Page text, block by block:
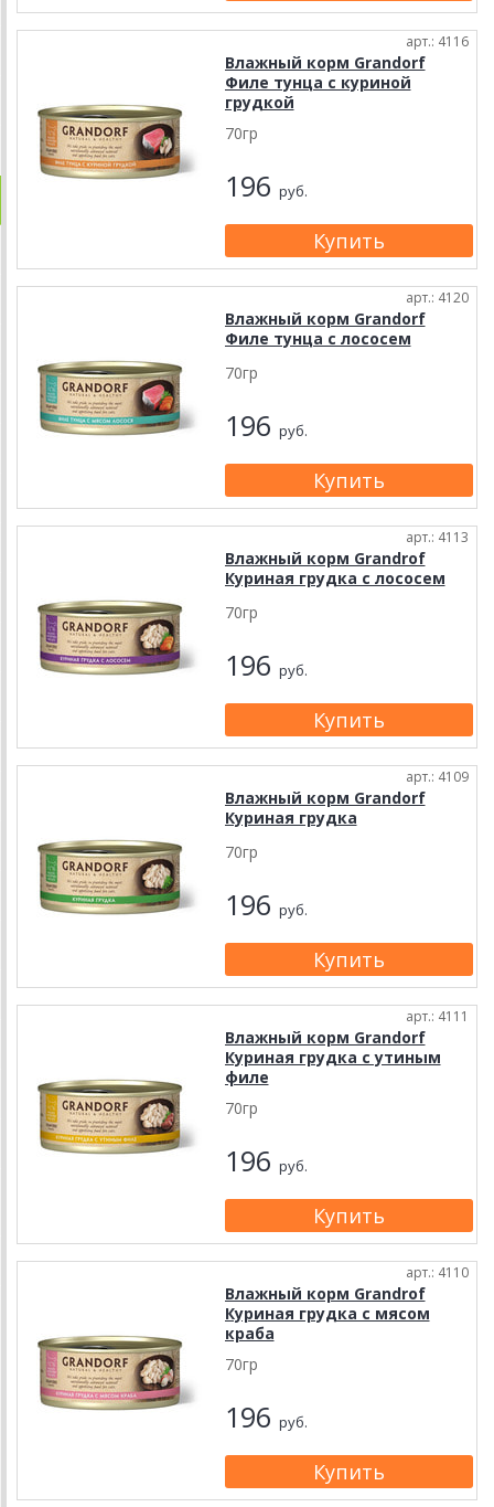
арт.: 4116
Влажный корм Grandorf
Филе тунца с куриной
грудкой
70гр
196 руб.
арт.: 4120
Влажный корм Grandorf
Филе тунца с лососем
70гр
196 руб.
арт.: 4113
Влажный корм Grandrof
Куриная грудка с лососем
70гр
196 руб.
арт.: 4109
Влажный корм Grandorf
Куриная грудка
70гр
196 руб.
арт.: 4111
Влажный корм Grandorf
Куриная грудка с утиным
филе
70гр
196 руб.
арт.: 4110
Влажный корм Grandrof
Куриная грудка с мясом
краба
70гр
196 руб.